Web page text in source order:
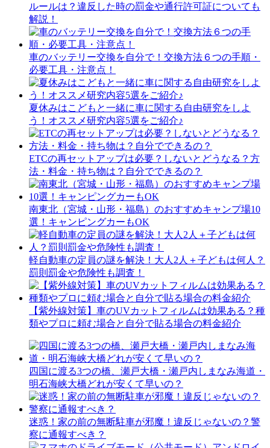
ルールは？違反した時の罰金や通行許可証についても
解説！
車のバッテリー交換を自分で！交換方法６つの手順・
必要工具・注意点！
夏休みはこどもと一緒に車に関する自由研究をしよ
う！オススメ研究内容5選をご紹介♪
ETCの再セットアップは必要？しないとどうなる？方
法・料金・持ち物は？自分でできるの？
南東北（宮城・山形・福島）のおすすめキャンプ場10
選！キャンピングカーもOK
軽自動車の定員の謎を解決！大人2人＋子どもは何人？
罰則罰金や危険性も調査！
【紫外線対策】車のUVカットフィルムは効果ある？種
類やプロに頼む場合と自分で貼る場合の料金紹介
四国に渡る3つの橋、瀬戸大橋・瀬戸内しまなみ海道・
明石海峡大橋どれが安くて早いの？
迷惑！家の前の無断駐車が邪魔！違反じゃないの？警
察に通報すべき？